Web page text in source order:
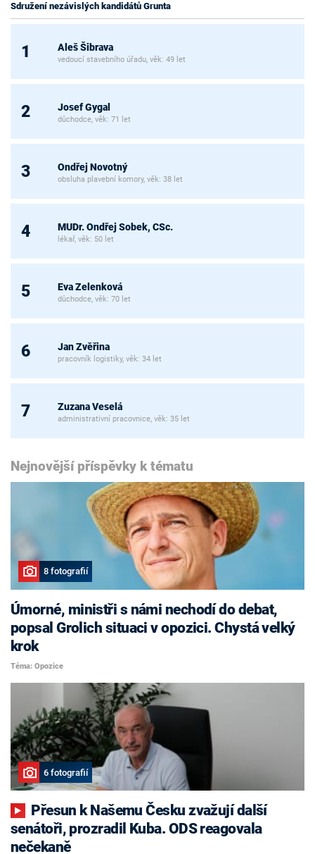
Sdružení nezávislých kandidátů Grunta
1 Aleš Šibrava
vedoucí stavebního úřadu, věk: 49 let
2 Josef Gygal
důchodce, věk: 71 let
3 Ondřej Novotný
obsluha plavební komory, věk: 38 let
4 MUDr. Ondřej Sobek, CSc.
lékař, věk: 50 let
5 Eva Zelenková
důchodce, věk: 70 let
6 Jan Zvěřina
pracovník logistiky, věk: 34 let
7 Zuzana Veselá
administrativní pracovnice, věk: 35 let
Nejnovější příspěvky k tématu
8 fotografií
Úmorné, ministři s námi nechodí do debat,
popsal Grolich situaci v opozici. Chystá velký
krok
Téma: Opozice
6 fotografií
senátoři, prozradil Kuba. ODS reagovala
nečekaně